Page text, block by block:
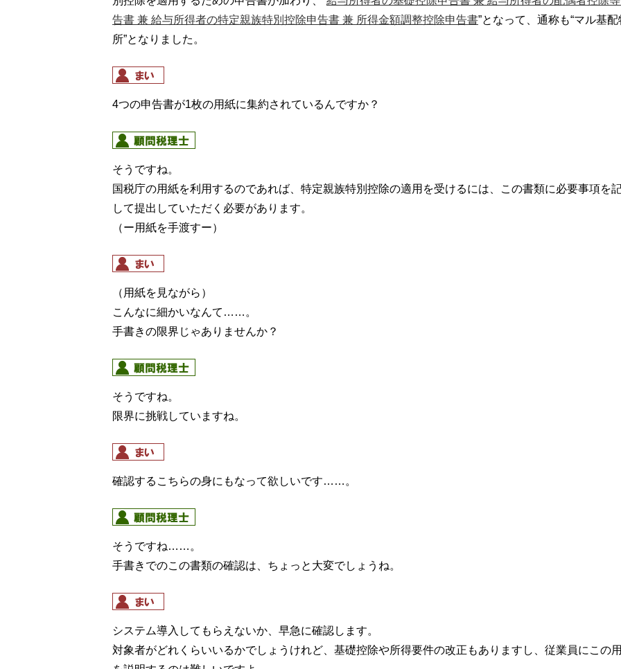
告書 兼 給与所得者の特定親族特別控除申告書 兼 所得金額調整控除申告書”となって、通称も“マル基配
所”となりました。
4つの申告書が1枚の用紙に集約されているんですか？
そうですね。
国税庁の用紙を利用するのであれば、特定親族特別控除の適用を受けるには、この書類に必要事項を
して提出していただく必要があります。
（ー用紙を手渡すー）
（用紙を見ながら）
こんなに細かいなんて……。
手書きの限界じゃありませんか？
そうですね。
限界に挑戦していますね。
確認するこちらの身にもなって欲しいです……。
そうですね……。
手書きでのこの書類の確認は、ちょっと大変でしょうね。
システム導入してもらえないか、早急に確認します。
対象者がどれくらいいるかでしょうけれど、基礎控除や所得要件の改正もありますし、従業員にこの